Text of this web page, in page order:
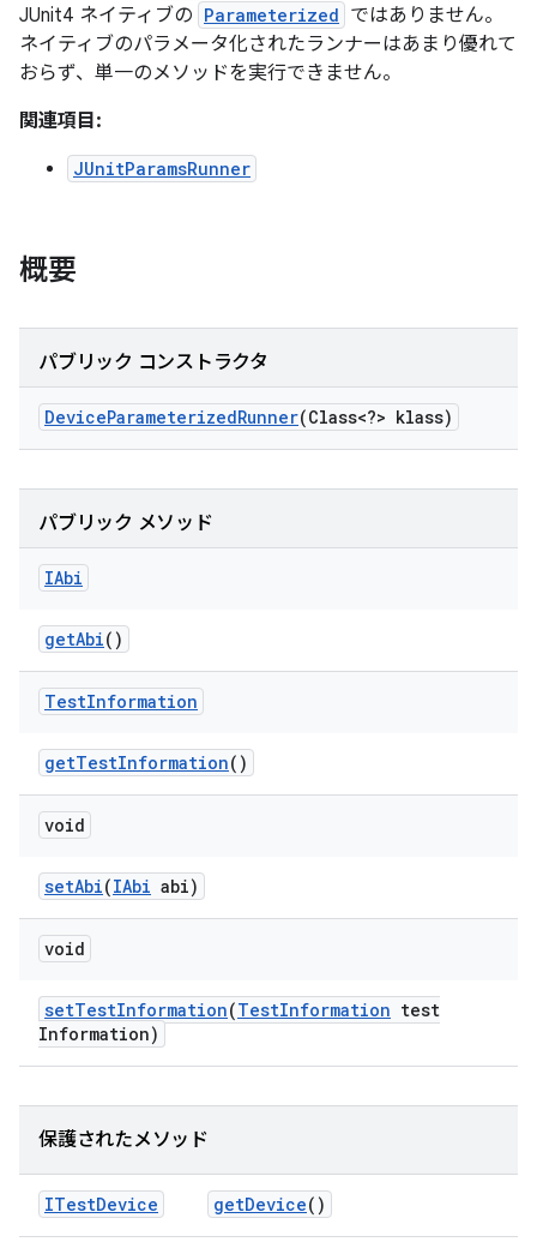
JUnit4 ネイティブの Parameterized ではありません。
ネイティブのパラメータ化されたランナーはあまり優れて
おらず、単一のメソッドを実行できません。
関連項目:
JUnitParamsRunner
概要
パブリック コンストラクタ
DeviceParameterizedRunner(Class<?> klass)
パブリック メソッド
IAbi
getAbi()
TestInformation
getTestInformation()
void
setAbi(IAbi abi)
void
setTestInformation(TestInformation test
Information)
保護されたメソッド
ITestDevice getDevice()